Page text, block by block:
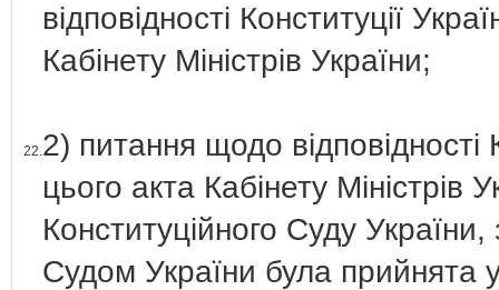
відповідності Конституції
Кабінету Міністрів України;
22.2) питання щодо відповідності
цього акта Кабінету
Конституційного Суду
Судом України була прийнята